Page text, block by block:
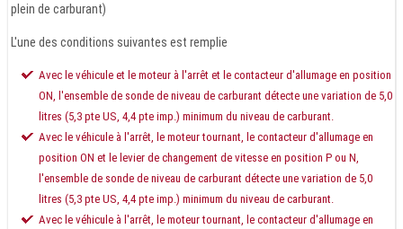
plein de carburant)
L'une des conditions suivantes est remplie
Avec le véhicule et le moteur à l'arrêt et le contacteur d'allumage en position
ON, l'ensemble de sonde de niveau de carburant détecte une variation de 5,0
litres (5,3 pte US, 4,4 pte imp.) minimum du niveau de carburant.
Avec le véhicule à l'arrêt, le moteur tournant, le contacteur d'allumage en
position ON et le levier de changement de vitesse en position P ou N,
l'ensemble de sonde de niveau de carburant détecte une variation de 5,0
litres (5,3 pte US, 4,4 pte imp.) minimum du niveau de carburant.
Avec le véhicule à l'arrêt, le moteur tournant, le contacteur d'allumage en